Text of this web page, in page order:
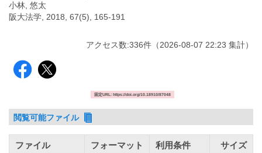
小林, 悠太
阪大法学, 2018, 67(5), 165-191
アクセス数:336件 （2026-08-07 22:23 集計）
固定URL: https://doi.org/10.18910/87048
閲覧可能ファイル
ファイル フォーマット 利用条件 サイズ